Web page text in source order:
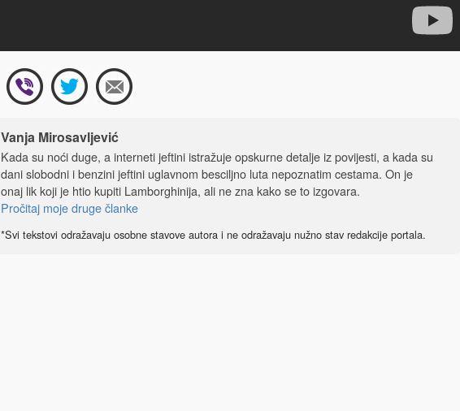
Vanja Mirosavljević
Kada su noći duge, a interneti jeftini istražuje opskurne detalje iz povijesti, a kada su
dani slobodni i benzini jeftini uglavnom besciljno luta nepoznatim cestama. On je
onaj lik koji je htio kupiti Lamborghinija, ali ne zna kako se to izgovara.
Pročitaj moje druge članke
*Svi tekstovi odražavaju osobne stavove autora i ne odražavaju nužno stav redakcije portala.